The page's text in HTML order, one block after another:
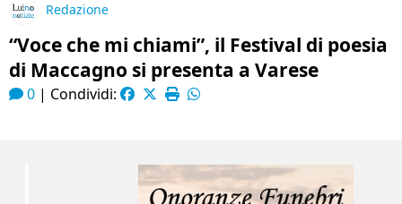
Redazione
“Voce che mi chiami”, il Festival di poesia
di Maccagno si presenta a Varese
0 | Condividi: